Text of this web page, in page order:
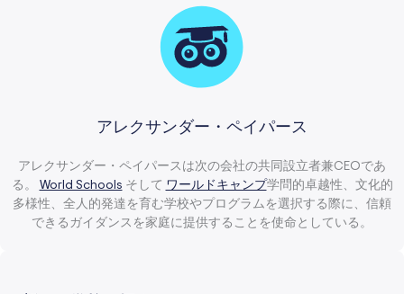
アレクサンダー・ペイパース
アレクサンダー・ペイパースは次の会社の共同設立者兼CEOであ
る。 World Schools そして ワールドキャンプ学問的卓越性、文化的
多様性、全人的発達を育む学校やプログラムを選択する際に、信頼
できるガイダンスを家庭に提供することを使命としている。